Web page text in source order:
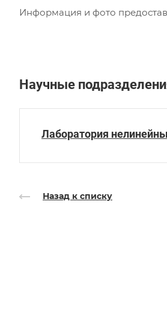
Информация и фото
Научные
Лаборатория
Назад к списку